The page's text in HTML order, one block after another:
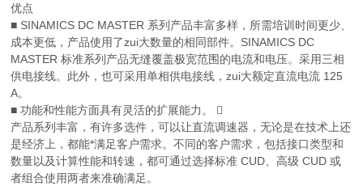
优点
■ SINAMICS DC MASTER 系列产品丰富多样，所需培训时间更少、
成本更低，产品使用了zui大数量的相同部件。SINAMICS DC
MASTER 标准系列产品无缝覆盖极宽范围的电流和电压。采用三相
供电接线。此外，也可采用单相供电接线，zui大额定直流电流 125
A。
■ 功能和性能方面具有灵活的扩展能力。 
产品系列丰富，有许多选件，可以让直流调速器，无论是在技术上还
是经济上，都能*满足客户需求。不同的客户需求，包括接口类型和
数量以及计算性能和转速，都可通过选择标准 CUD、高级 CUD 或
者组合使用两者来准确满足。